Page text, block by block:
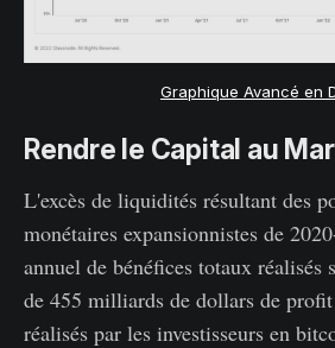
Graphique Avancé en
Rendre le Capital au
L'excès de liquidités résultant des
monétaires expansionnistes de
annuel de bénéfices totaux réalisés
de 455 milliards de dollars de
réalisés par les investisseurs en